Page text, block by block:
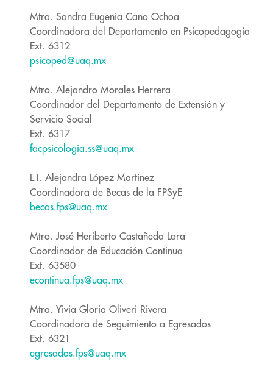
Mtra. Sandra Eugenia Cano Ochoa
Coordinadora del Departamento en Psicopedagogía
Ext. 6312
psicoped@uaq.mx
Mtro. Alejandro Morales Herrera
Coordinador del Departamento de Extensión y
Servicio Social
Ext. 6317
facpsicologia.ss@uaq.mx
L.I. Alejandra López Martínez
Coordinadora de Becas de la FPSyE
becas.fps@uaq.mx
Mtro. José Heriberto Castañeda Lara
Coordinador de Educación Continua
Ext. 63580
econtinua.fps@uaq.mx
Mtra. Yivia Gloria Oliveri Rivera
Coordinadora de Seguimiento a Egresados
Ext. 6321
egresados.fps@uaq.mx